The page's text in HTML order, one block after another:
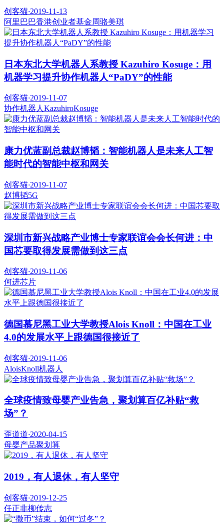
创客猫·2019-11-13
阿里巴巴香港创业者基金周骆美琪
日本东北大学机器人系教授 Kazuhiro Kosuge：用
机器学习提升协作机器人“PaDY”的性能
创客猫·2019-11-07
协作机器人 KazuhiroKosuge
康力优蓝副总裁赵博韬：智能机器人是未来人工智
能时代的智能中枢和网关
创客猫·2019-11-07
赵博韬5G
深圳市新兴战略产业博士专家联谊会会长何进：中
国芯要取得发展需做到这三点
创客猫·2019-11-06
何进芯片
德国慕尼黑工业大学教授Alois Knoll：中国在工业
4.0的发展水平上跟德国很接近了
创客猫·2019-11-06
AloisKnoll机器人
全球疫情致母婴产业告急，聚划算百亿补贴“救
场”？
歪道道·2020-04-15
母婴产品聚划算
2019，有人退休，有人坚守
创客猫·2019-12-25
任正非柳传志